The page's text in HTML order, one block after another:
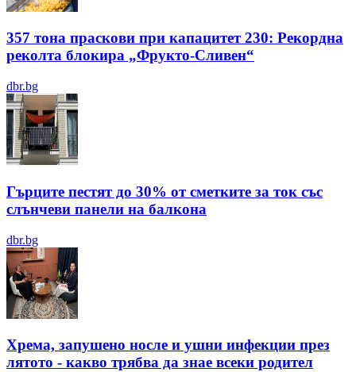
357 тона праскови при капацитет 230: Рекордна
реколта блокира „Фрукто-Сливен“
dbr.bg
Гърците пестят до 30% от сметките за ток със
слънчеви панели на балкона
dbr.bg
Хрема, запушено носле и ушни инфекции през
лятотo - какво трябва да знае всеки родител